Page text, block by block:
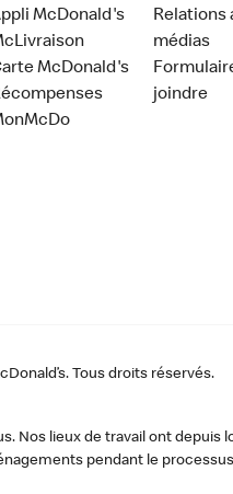
McDonald's
McDonald's
Relations
médias
joindre
Tous droits réservés.
Nos lieux de travail ont depuis
pendant le